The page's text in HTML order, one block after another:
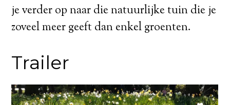
je verder op naar die natuurlijke tuin die je
zoveel meer geeft dan enkel groenten.
Trailer